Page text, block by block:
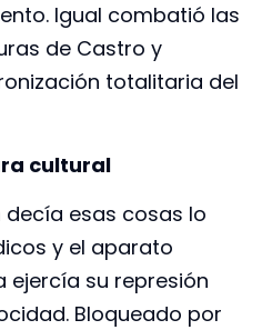
Igual combatió las
de Castro y
totalitaria del
cultural
decía esas cosas lo
y el aparato
ejercía su represión
Bloqueado por